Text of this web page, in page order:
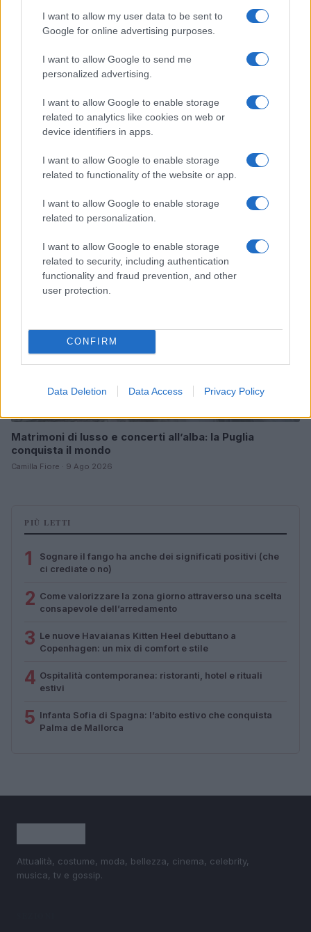
I want to allow my user data to be sent to
Google for online advertising purposes.
I want to allow Google to send me
personalized advertising.
I want to allow Google to enable storage
related to analytics like cookies on web or
device identifiers in apps.
I want to allow Google to enable storage
related to functionality of the website or app.
I want to allow Google to enable storage
related to personalization.
I want to allow Google to enable storage
related to security, including authentication
functionality and fraud prevention, and other
user protection.
CONFIRM
Data Deletion Data Access Privacy Policy
Accessori IKEA per la cura delle piante: pratici e di
LIFESTYLE
Matrimoni di lusso e concerti all’alba: la Puglia
conquista il mondo
Camilla Fiore · 9 Ago 2026
PIÙ LETTI
1
Sognare il fango ha anche dei significati positivi (che
ci crediate o no)
2 Come valorizzare la zona giorno attraverso una scelta
consapevole dell’arredamento
3 Le nuove Havaianas Kitten Heel debuttano a
Copenhagen: un mix di comfort e stile
4 Ospitalità contemporanea: ristoranti, hotel e rituali
estivi
5 Infanta Sofia di Spagna: l’abito estivo che conquista
Palma de Mallorca
Attualità, costume, moda, bellezza, cinema, celebrity,
musica, tv e gossip.